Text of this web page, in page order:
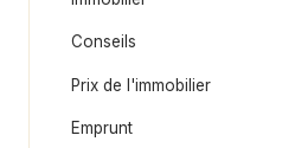
Conseils
Prix de l'immobilier
Emprunt